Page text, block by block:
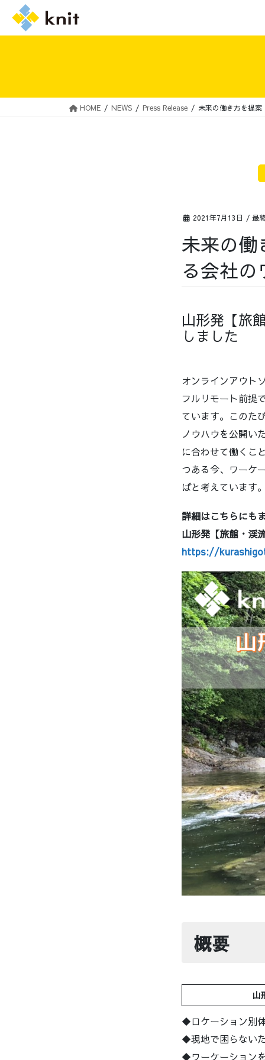
HOME NEWS Press Release 未来の働き方を提
2021年7月13日 / 最
未来の
る会社
山形発【旅
しました
オンラインアウト
フルリモート前提
ています。このた
ノウハウを公開い
に合わせて働くこ
つある今、ワーケ
ばと考えています
詳細はこちらにも
山形発【旅館・渓
https://
概要
山形発【旅館
◆ロケーション別
◆現地で困らない
◆ワーケーション